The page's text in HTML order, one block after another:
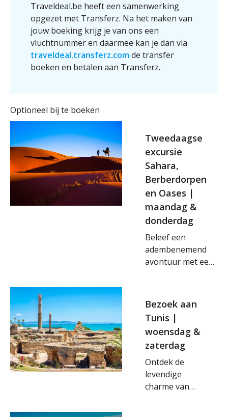
Traveldeal.be heeft een samenwerking
opgezet met Transferz. Na het maken van
jouw boeking krijg je van ons een
vluchtnummer en daarmee kan je dan via
traveldeal.transferz.comde transfer
boeken en betalen aan Transferz.
Optioneel bij te boeken
Tweedaagse
excursie
Sahara,
Berberdorpen
en Oases |
maandag &
donderdag
Beleef een
adembenemend
avontuur met een
Sahara, waar je
door eeuwenoude
Berberdorpen
wandelt en oases
ontdekt die als
groene parels
opdoemen in het
woestijnlandschap.
Bezoek aan
Tunis |
woensdag &
zaterdag
Ontdek de
levendige
charme van